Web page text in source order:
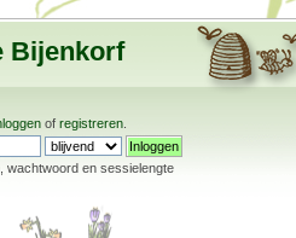
Bijenkorf
of registreren
wachtwoord en sessielengte